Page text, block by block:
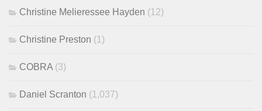
Christine Melieressee Hayden (12)
Christine Preston (1)
COBRA (3)
Daniel Scranton (1,037)